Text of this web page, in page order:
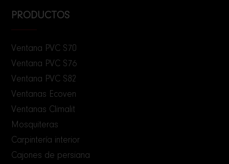
PRODUCTOS
Ventana PVC S70
Ventana PVC S76
Ventana PVC S82
Ventanas Ecoven
Ventanas Climalit
Mosquiteras
Carpintería interior
Cajones de persiana